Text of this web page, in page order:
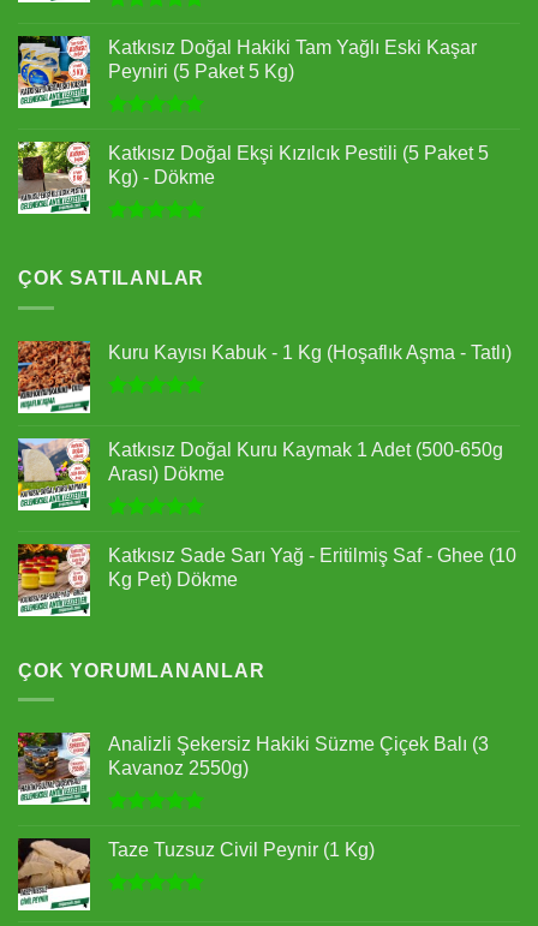
5.00oy
aldı
Katkısız Doğal Hakiki Tam Yağlı Eski Kaşar
Peyniri (5 Paket 5 Kg)
5.00oy
aldı
Katkısız Doğal Ekşi Kızılcık Pestili (5 Paket 5
Kg) - Dökme
aldı
ÇOK SATILANLAR
Kuru Kayısı Kabuk - 1 Kg (Hoşaflık Aşma - Tatlı)
aldı
Katkısız Doğal Kuru Kaymak 1 Adet (500-650g
Arası) Dökme
5.00oy
aldı
Katkısız Sade Sarı Yağ - Eritilmiş Saf - Ghee (10
Kg Pet) Dökme
ÇOK YORUMLANANLAR
Analizli Şekersiz Hakiki Süzme Çiçek Balı (3
Kavanoz 2550g)
5.00oy
Taze Tuzsuz Civil Peynir (1 Kg)